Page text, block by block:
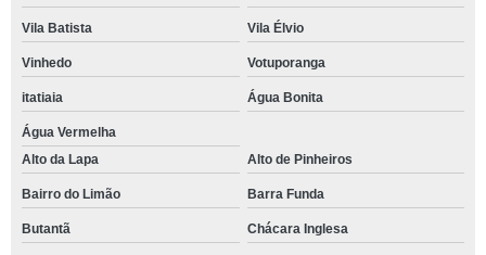
Vila Batista Vila Élvio
Vinhedo Votuporanga
itatiaia Água Bonita
Água Vermelha
Alto da Lapa
Alto de Pinheiros
Bairro do Limão Barra Funda
Butantã Chácara Inglesa